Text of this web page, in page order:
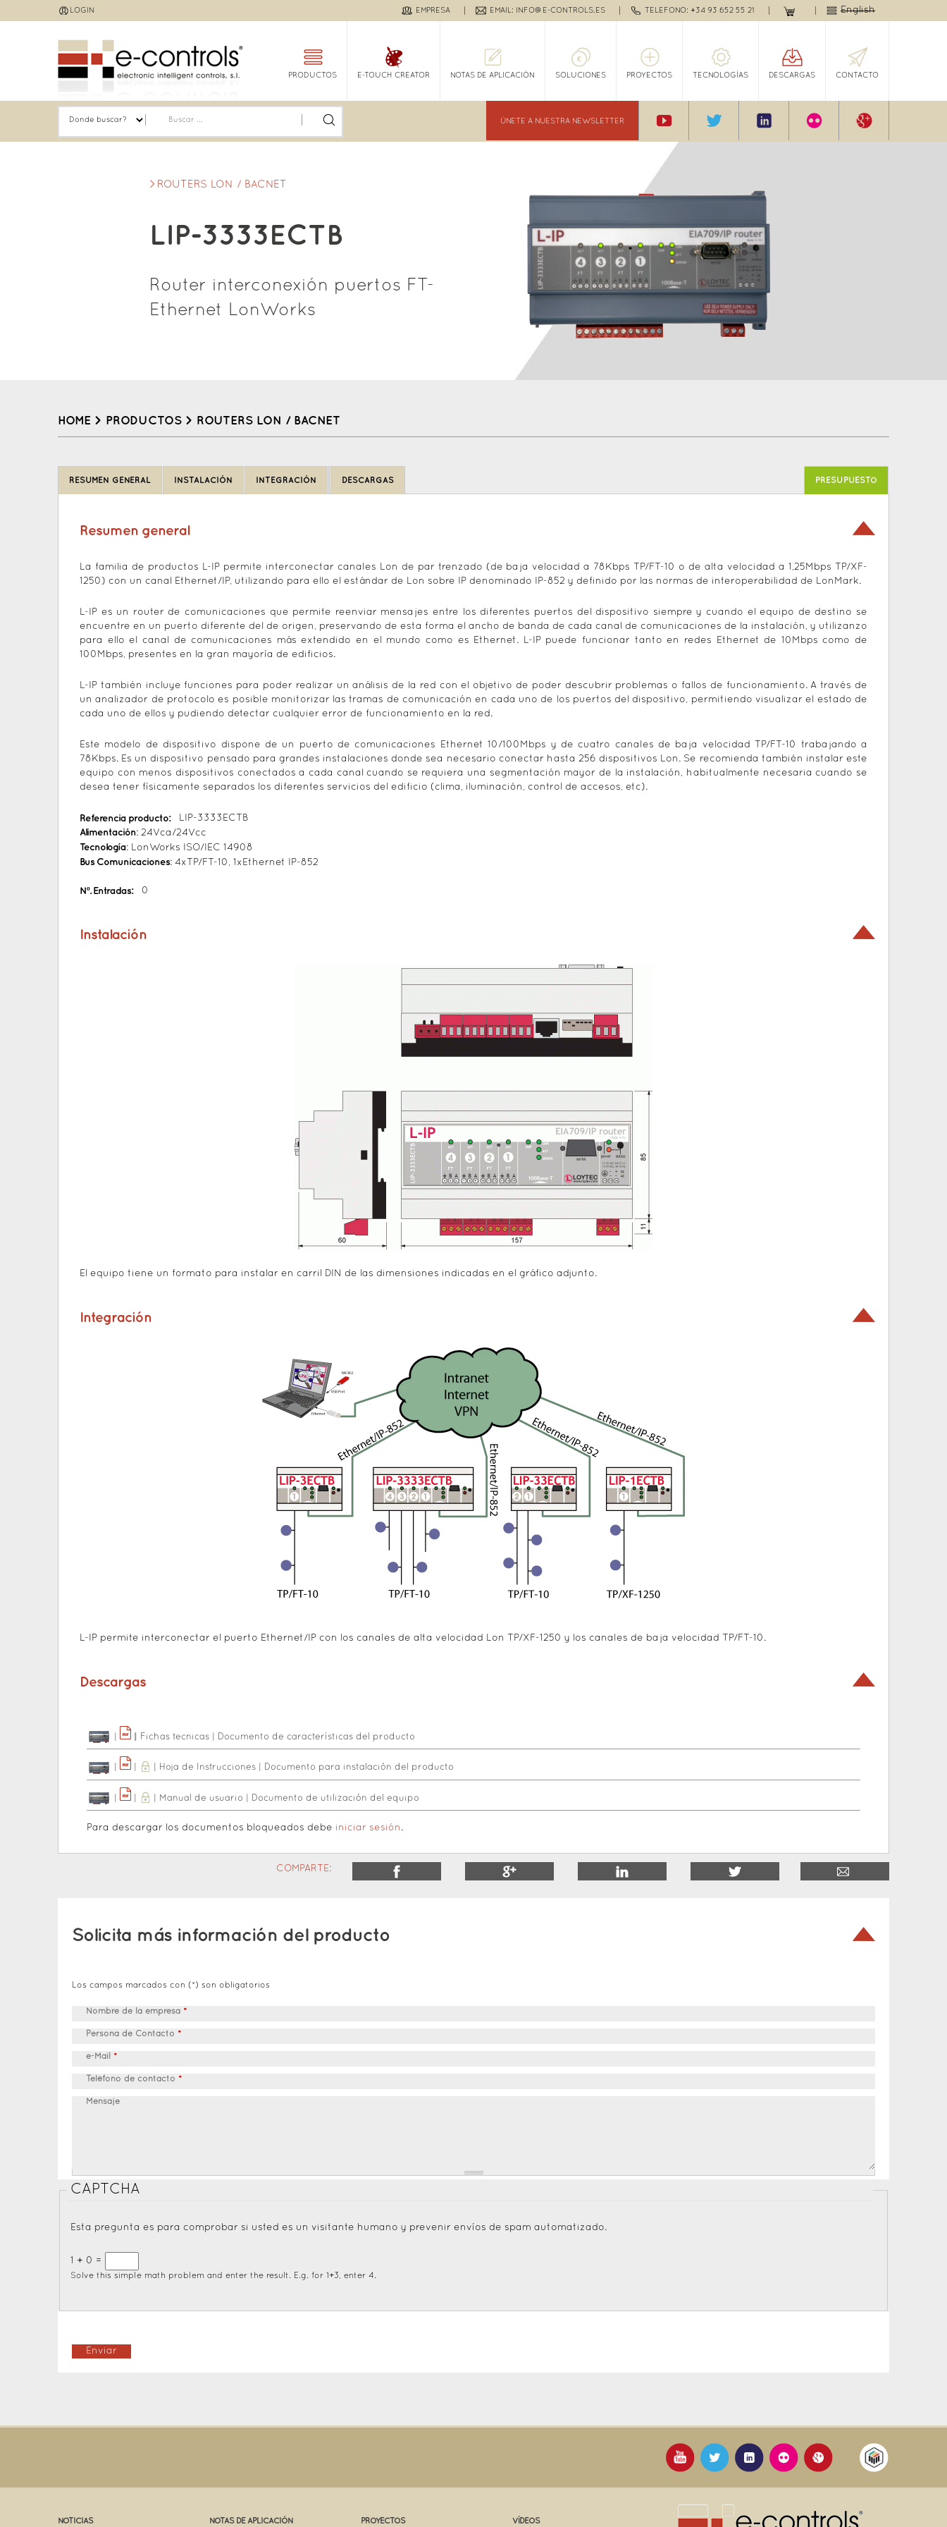
to
LOGIN English
EMPRESA EMAIL: INFO@E-CONTROLS.ES TELEFONO: +34 93 652 55 21
PRODUCTOS E-TOUCH CREATOR NOTAS DE APLICACIÓN SOLUCIONES PROYECTOS TECNOLOGÍAS DESCARGAS CONTACTO
ÚNETE A NUESTRA NEWSLETTER
ROUTERS LON / BACNET
LIP-3333ECTB
Router interconexión puertos FT-
Ethernet LonWorks
HOME > PRODUCTOS > ROUTERS LON / BACNET
top
RESUMEN GENERAL INSTALACIÓN INTEGRACIÓN DESCARGAS PRESUPUESTO
Resumen general
La familia de productos L-IP permite interconectar canales Lon de par trenzado (de baja velocidad a 78Kbps TP/FT-10 o de alta velocidad a 1,25Mbps TP/XF-
1250) con un canal Ethernet/IP, utilizando para ello el estándar de Lon sobre IP denominado IP-852 y definido por las normas de interoperabilidad de LonMark.
L-IP es un router de comunicaciones que permite reenviar mensajes entre los diferentes puertos del dispositivo siempre y cuando el equipo de destino se
encuentre en un puerto diferente del de origen, preservando de esta forma el ancho de banda de cada canal de comunicaciones de la instalación, y utilizanzo
para ello el canal de comunicaciones más extendido en el mundo como es Ethernet. L-IP puede funcionar tanto en redes Ethernet de 10Mbps como de
100Mbps, presentes en la gran mayoría de edificios.
L-IP también incluye funciones para poder realizar un análisis de la red con el objetivo de poder descubrir problemas o fallos de funcionamiento. A través de
un analizador de protocolo es posible monitorizar las tramas de comunicación en cada uno de los puertos del dispositivo, permitiendo visualizar el estado de
cada uno de ellos y pudiendo detectar cualquier error de funcionamiento en la red.
Este modelo de dispositivo dispone de un puerto de comunicaciones Ethernet 10/100Mbps y de cuatro canales de baja velocidad TP/FT-10 trabajando a
78Kbps. Es un dispositivo pensado para grandes instalaciones donde sea necesario conectar hasta 256 dispositivos Lon. Se recomienda también instalar este
equipo con menos dispositivos conectados a cada canal cuando se requiera una segmentación mayor de la instalación, habitualmente necesaria cuando se
desea tener físicamente separados los diferentes servicios del edificio (clima, iluminación, control de accesos, etc).
Referencia producto:
LIP-3333ECTB
Alimentación: 24Vca/24Vcc
Tecnología: LonWorks ISO/IEC 14908
Bus Comunicaciones: 4xTP/FT-10, 1xEthernet IP-852
Nº. Entradas: 0
Instalación
El equipo tiene un formato para instalar en carril DIN de las dimensiones indicadas en el gráfico adjunto.
Integración
L-IP permite interconectar el puerto Ethernet/IP con los canales de alta velocidad Lon TP/XF-1250 y los canales de baja velocidad TP/FT-10.
Descargas
Fichas tecnicas Documento de características del producto
Hoja de Instrucciones Documento para instalación del producto
Manual de usuario Documento de utilización del equipo
Para descargar los documentos bloqueados debe iniciar sesión .
COMPARTE:
Solicita más información del producto
Los campos marcados con (*) son obligatorios
Nombre de la empresa *
Persona de Contacto *
e-Mail *
Teléfono de contacto *
Mensaje
CAPTCHA
Esta pregunta es para comprobar si usted es un visitante humano y prevenir envíos de spam automatizado.
1 + 0 =
Solve this simple math problem and enter the result. E.g. for 1+3, enter 4.
NOTICIAS NOTAS DE APLICACIÓN PROYECTOS VÍDEOS